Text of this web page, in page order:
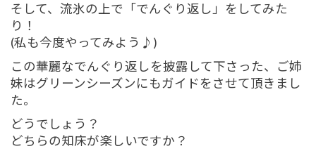
そして、流氷の上で「でんぐり返し」をしてみた
り！
(私も今度やってみよう♪)
この華麗なでんぐり返しを披露して下さった、ご姉
妹はグリーンシーズンにもガイドをさせて頂きまし
た。
どうでしょう？
どちらの知床が楽しいですか？